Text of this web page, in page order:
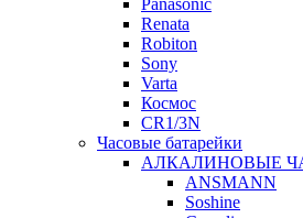
Panasonic
Renata
Robiton
Sony
Varta
Космос
CR1/3N
Часовые батарейки
АЛКАЛИНОВЫЕ
ANSMANN
Soshine